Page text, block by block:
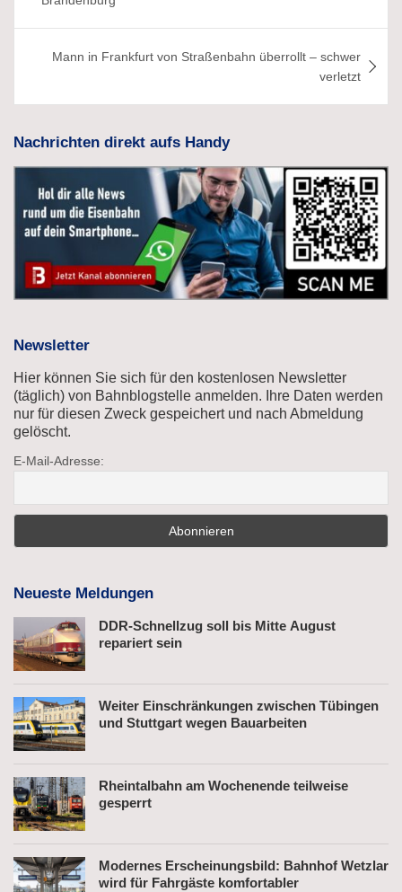
Mann in Frankfurt von Straßenbahn überrollt – schwer
verletzt
Nachrichten direkt aufs Handy
Newsletter
Hier können Sie sich für den kostenlosen Newsletter
(täglich) von Bahnblogstelle anmelden. Ihre Daten werden
nur für diesen Zweck gespeichert und nach Abmeldung
gelöscht.
E-Mail-Adresse:
Neueste Meldungen
DDR-Schnellzug soll bis Mitte August
repariert sein
Weiter Einschränkungen zwischen Tübingen
und Stuttgart wegen Bauarbeiten
Rheintalbahn am Wochenende teilweise
gesperrt
Modernes Erscheinungsbild: Bahnhof Wetzlar
wird für Fahrgäste komfortabler